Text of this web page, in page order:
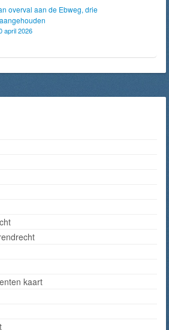
overval aan de Ebweg, drie
april 2026
kaart